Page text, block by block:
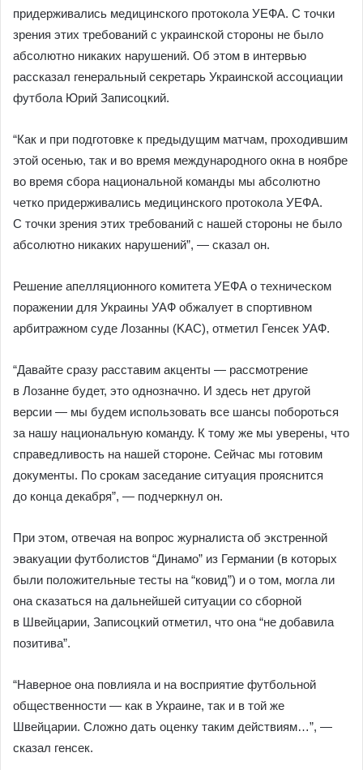
придерживались медицинского протокола УЕФА. С точки
зрения этих требований с украинской стороны не было
абсолютно никаких нарушений. Об этом в интервью
рассказал генеральный секретарь Украинской ассоциации
футбола Юрий Записоцкий.
“Как и при подготовке к предыдущим матчам, проходившим
этой осенью, так и во время международного окна в ноябре
во время сбора национальной команды мы абсолютно
четко придерживались медицинского протокола УЕФА.
С точки зрения этих требований с нашей стороны не было
абсолютно никаких нарушений”, — сказал он.
Решение апелляционного комитета УЕФА о техническом
поражении для Украины УАФ обжалует в спортивном
арбитражном суде Лозанны (KAC), отметил Генсек УАФ.
“Давайте сразу расставим акценты — рассмотрение
в Лозанне будет, это однозначно. И здесь нет другой
версии — мы будем использовать все шансы побороться
за нашу национальную команду. К тому же мы уверены, что
справедливость на нашей стороне. Сейчас мы готовим
документы. По срокам заседание ситуация прояснится
до конца декабря”, — подчеркнул он.
При этом, отвечая на вопрос журналиста об экстренной
эвакуации футболистов “Динамо” из Германии (в которых
были положительные тесты на “ковид”) и о том, могла ли
она сказаться на дальнейшей ситуации со сборной
в Швейцарии, Записоцкий отметил, что она “не добавила
позитива”.
“Наверное она повлияла и на восприятие футбольной
общественности — как в Украине, так и в той же
Швейцарии. Сложно дать оценку таким действиям…”, —
сказал генсек.